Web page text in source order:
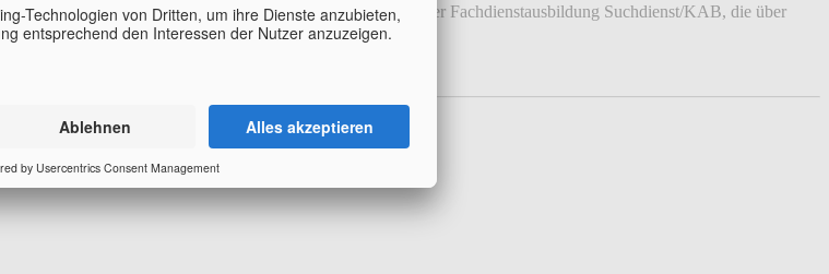
allen ehrenamtlich tätigen Referentinnen und Referenten der Fachdienstausbildung Suchdienst/KAB, die über
jeweiligen DRK-Landes- und -Kreisverbände.